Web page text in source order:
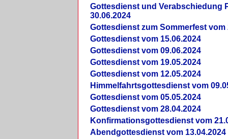
Gottesdienst und Verabschiedung
30.06.2024
Gottesdienst zum Sommerfest vom
Gottesdienst vom 15.06.2024
Gottesdienst vom 09.06.2024
Gottesdienst vom 19.05.2024
Gottesdienst vom 12.05.2024
Himmelfahrtsgottesdienst vom
Gottesdienst vom 05.05.2024
Gottesdienst vom 28.04.2024
Konfirmationsgottesdienst vom
Abendgottesdienst vom 13.04.2024